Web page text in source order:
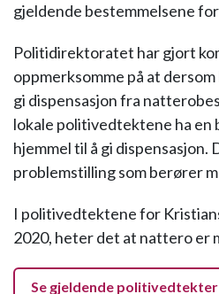
gjeldende bestemmelsene
Politidirektoratet har gjort
oppmerksomme på at
gi dispensasjon fra
lokale politivedtektene ha en
hjemmel til å gi dispensasjon.
problemstilling som berører
I politivedtektene for
2020, heter det at nattero er
Se gjeldende